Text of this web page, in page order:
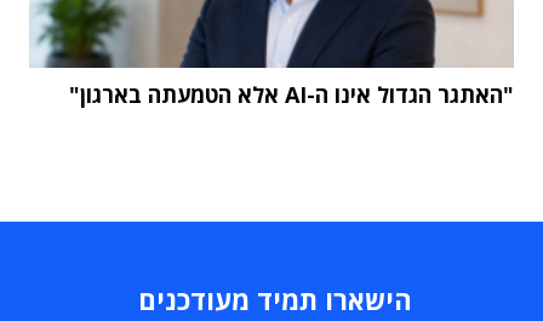
"האתגר הגדול אינו ה-AI אלא הטמעתה בארגון"
הישארו תמיד מעודכנים